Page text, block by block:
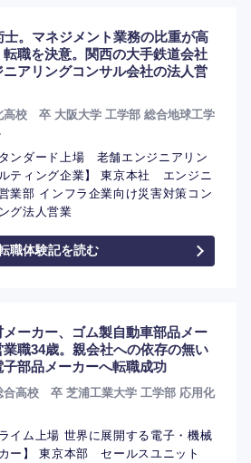
選択する
士。マネジメント業務の比重が高
転職を決意。関西の大手鉄道会社
アリングコンサル会社の法人営
高校 卒 大阪大学 工学部 総合地球工学
タンダード上場 老舗エンジニアリン
ティング企業】 東京本社 エンジニ
業部 インフラ企業向け災害対策コン
グ法人営業
職体験記を読む
ーカー、ゴム製自動車部品メー
職34歳。親会社への依存の無い
部品メーカーへ転職成功
合高校 卒 芝浦工業大学 工学部 応用化
ライム上場 世界に展開する電子・機械
ー】 東京本部 セールスユニット